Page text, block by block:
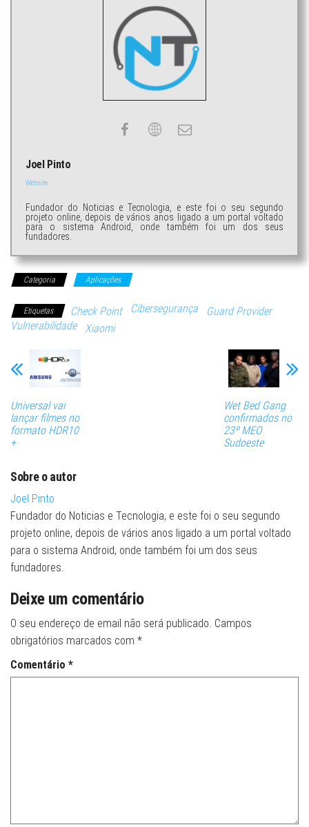
Joel Pinto
Website
Fundador do Noticias e Tecnologia, e este foi o seu segundo
projeto online, depois de vários anos ligado a um portal voltado
para o sistema Android, onde também foi um dos seus
fundadores.
Categoria Aplicações
Etiquetas Check Point Cibersegurança
Guard Provider
Vulnerabilidade
Xiaomi
Universal vai
lançar filmes no
formato HDR10
+
Wet Bed Gang
confirmados no
23º MEO
Sudoeste
Sobre o autor
Joel Pinto
Fundador do Noticias e Tecnologia, e este foi o seu segundo
projeto online, depois de vários anos ligado a um portal voltado
para o sistema Android, onde também foi um dos seus
fundadores.
Deixe um comentário
O seu endereço de email não será publicado. Campos
obrigatórios marcados com *
Comentário *